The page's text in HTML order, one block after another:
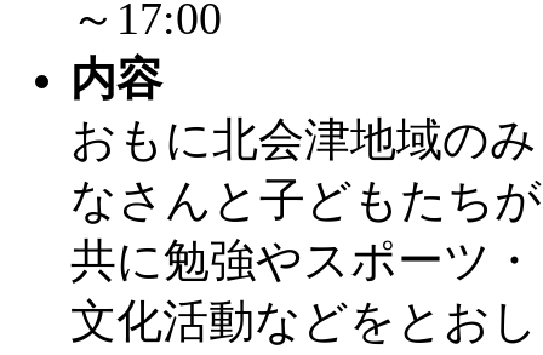
～17:00
内容
おもに北会津地域のみ
なさんと子どもたちが
共に勉強やスポーツ・
文化活動などをとおし